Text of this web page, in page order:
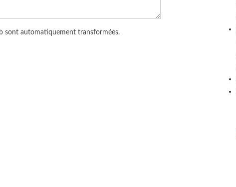
sont automatiquement transformées.